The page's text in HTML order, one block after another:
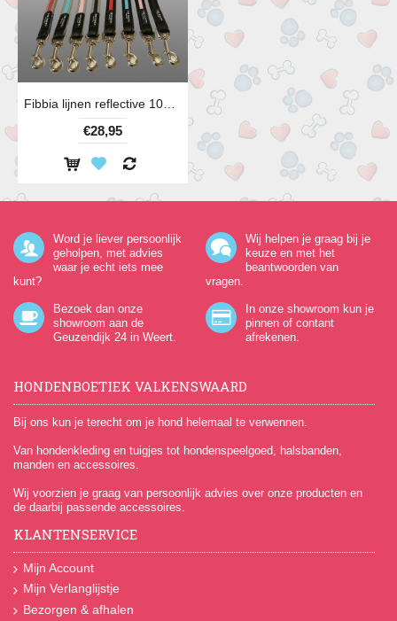
€28,95
Word je liever persoonlijk
geholpen, met advies
waar je echt iets mee
kunt?
Wij helpen je graag bij je
keuze en met het
beantwoorden van
vragen.
Bezoek dan onze
showroom aan de
Geuzendijk 24 in Weert.
In onze showroom kun je
pinnen of contant
afrekenen.
HONDENBOETIEK VALKENSWAARD
Bij ons kun je terecht om je hond helemaal te verwennen.
Van hondenkleding en tuigjes tot hondenspeelgoed, halsbanden,
manden en accessoires.
Wij voorzien je graag van persoonlijk advies over onze producten en
de daarbij passende accessoires.
KLANTENSERVICE
Mijn Account
Mijn Verlanglijstje
Bezorgen & afhalen